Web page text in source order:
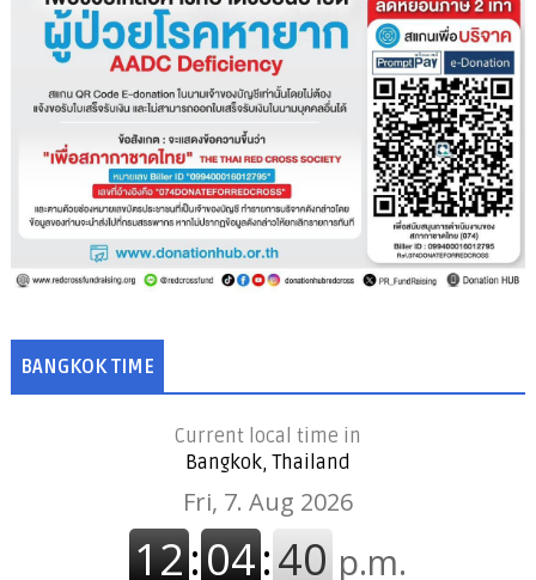
BANGKOK TIME
Current local time in
Bangkok, Thailand